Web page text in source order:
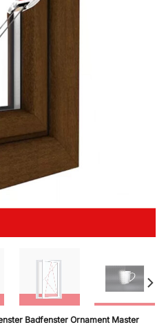
Badfenster Ornament Master